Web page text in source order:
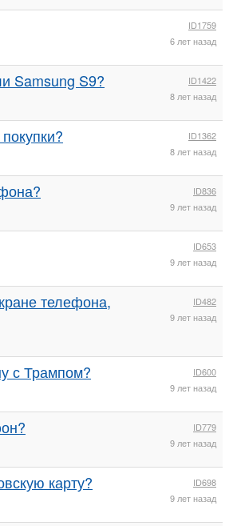
ID1759
6 лет назад
ID1422
8 лет назад
Samsung S9?
ID1362
8 лет назад
ID836
9 лет назад
ID653
9 лет назад
ID482
9 лет назад
телефона,
ID600
9 лет назад
с Трампом?
ID779
9 лет назад
ID698
9 лет назад
карту?